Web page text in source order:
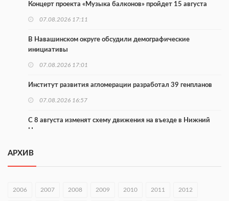
Концерт проекта «Музыка балконов» пройдет 15 августа
07.08.2026 17:11
В Навашинском округе обсудили демографические
инициативы
07.08.2026 17:01
Институт развития агломерации разработал 39 генпланов
07.08.2026 16:57
С 8 августа изменят схему движения на въезде в Нижний
Новгород
В Нижегородской области прошло заседание АТК и
07.08.2026 14:54
АРХИВ
2006 2007 2008 2009 2010 2011 2012